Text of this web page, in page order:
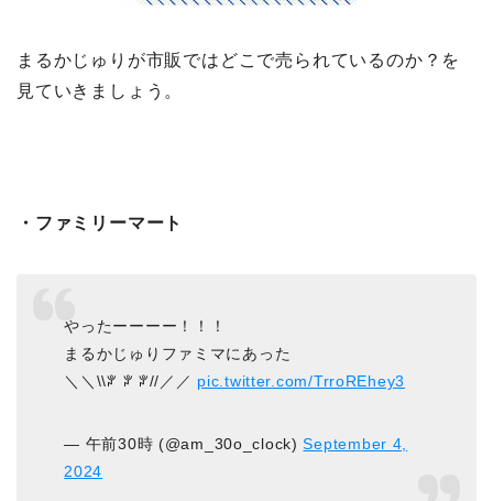
まるかじゅりが市販ではどこで売られているのか？を
見ていきましょう。
・ファミリーマート
やったーーーー！！！
まるかじゅりファミマにあった
‍＼＼\\ꐕ ꐕ ꐕ//／／ pic.twitter.com/TrroREhey3
— 午前30時 (@am_30o_clock)September 4,
2024